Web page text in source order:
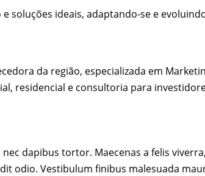
soluções ideais, adaptando-se e
da região, especializada em
residencial e consultoria para
dapibus tortor. Maecenas a felis
odio. Vestibulum finibus malesuada